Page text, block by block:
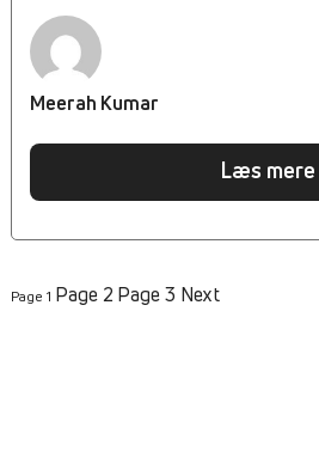
Meerah Kumar
Læs mere
Posts
Page 1 Page2 Page3 Next